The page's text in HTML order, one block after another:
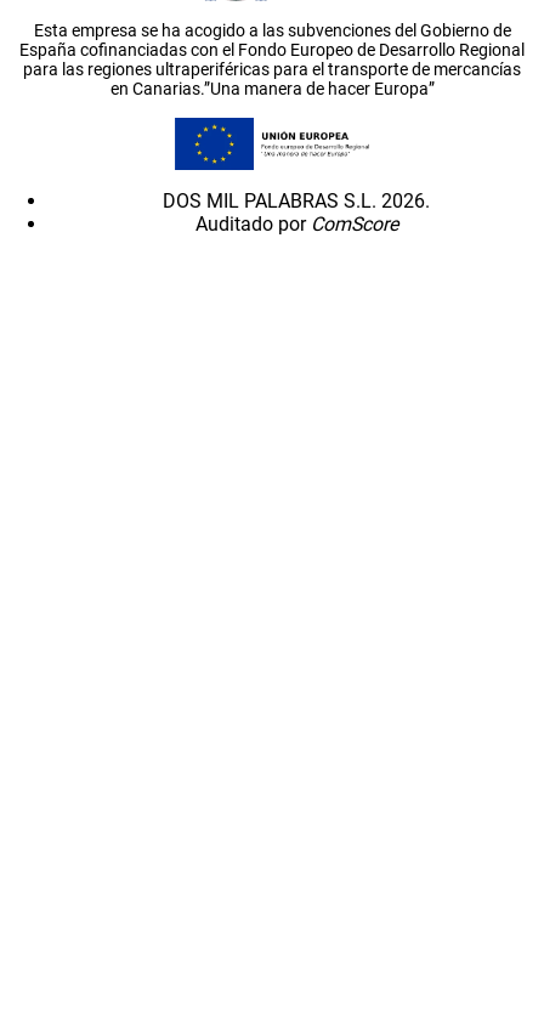
Esta empresa se ha acogido a las subvenciones del Gobierno de
España cofinanciadas con el Fondo Europeo de Desarrollo Regional
para las regiones ultraperiféricas para el transporte de mercancías
en Canarias.”Una manera de hacer Europa”
DOS MIL PALABRAS S.L. 2026.
Auditado por ComScore